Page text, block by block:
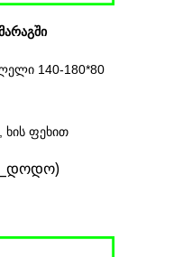
140-180*80
ფეხით